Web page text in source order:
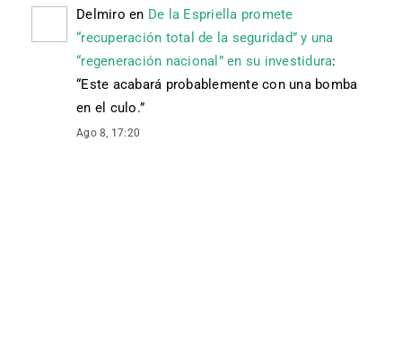
Delmiro en De la Espriella promete
“recuperación total de la seguridad” y una
“regeneración nacional” en su investidura:
“Este acabará probablemente con una bomba
en el culo.”
Ago 8, 17:20